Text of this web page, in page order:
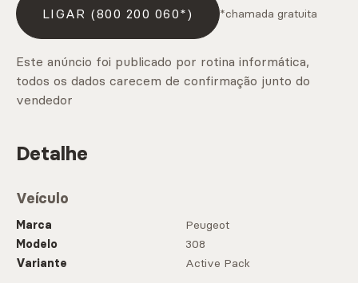
LIGAR (800 200 060*) *chamada gratuita
Este anúncio foi publicado por rotina informática,
todos os dados carecem de confirmação junto do
vendedor
Detalhe
Veículo
Marca
Peugeot
Modelo
308
Variante
Active Pack